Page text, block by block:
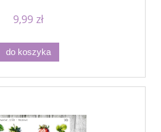
9,99 zł
do koszyka